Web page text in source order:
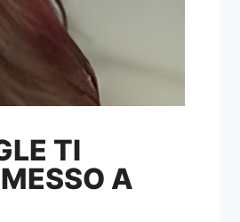
TI
A